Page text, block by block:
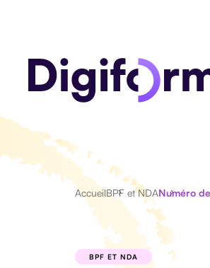
AccueilBPF et NDANuméro
BPF ET NDA